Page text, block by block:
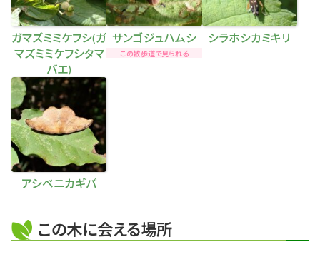
ガマズミミケフシ(ガ
マズミミケフシタマ
バエ)
サンゴジュハムシ
この散歩道で見られる
シラホシカミキリ
アシベニカギバ
この木に会える場所